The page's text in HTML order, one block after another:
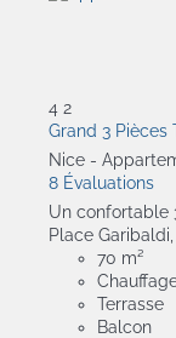
4 2
Grand 3 Pièces
Nice -
8 Évaluations
Un confortable
Place
70 m²
Terrasse
Balcon